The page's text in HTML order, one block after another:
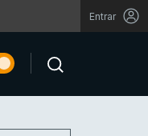
Entrar